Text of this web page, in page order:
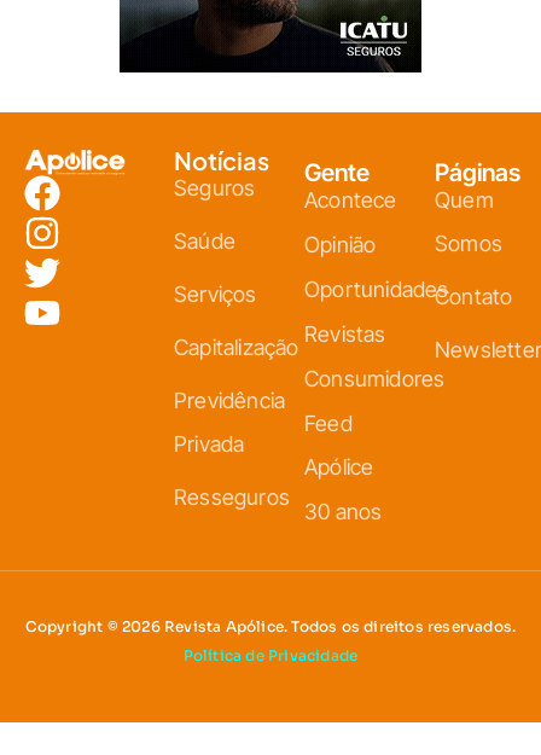
Notícias
Seguros
Saúde
Serviços
Capitalização
Previdência
Privada
Resseguros
Gente
Acontece
Opinião
Oportunidades
Revistas
Consumidores
Feed
Apólice
30 anos
Páginas
Quem
Somos
Contato
Newsletter
Copyright © 2026 Revista Apólice. Todos os direitos reservados.
Política de Privacidade